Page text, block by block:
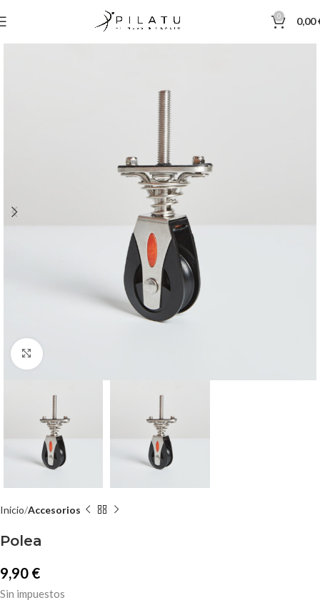
0 0,00
Click to enlarge
Inicio Accesorios
Polea
9,90 €
Sin impuestos